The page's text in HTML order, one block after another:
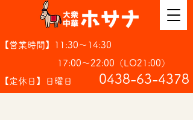
【営業時間】11:30～14:30
17:00～22:00（LO21:00）
【定休日】日曜日
​0438-63-4378